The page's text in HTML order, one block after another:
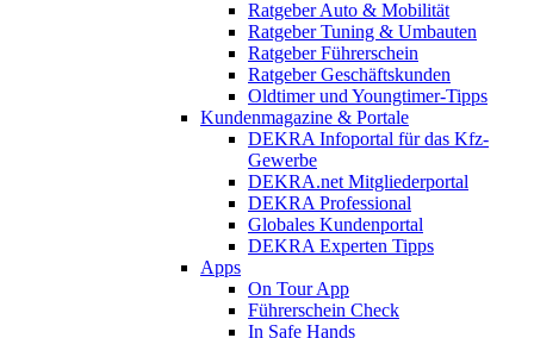
Ratgeber Auto & Mobilität
Ratgeber Tuning & Umbauten
Ratgeber Führerschein
Ratgeber Geschäftskunden
Oldtimer und Youngtimer-Tipps
Kundenmagazine & Portale
DEKRA Infoportal für das Kfz-
Gewerbe
DEKRA.net Mitgliederportal
DEKRA Professional
Globales Kundenportal
DEKRA Experten Tipps
Apps
On Tour App
Führerschein Check
In Safe Hands